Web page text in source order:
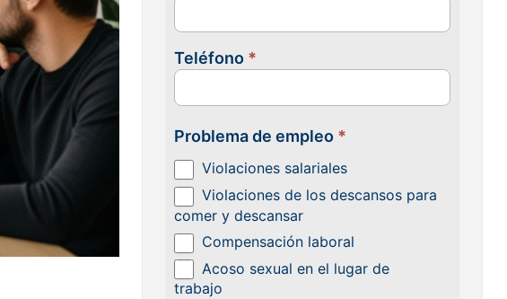
Teléfono *
Problema de empleo *
Violaciones salariales
Violaciones de los descansos para
comer y descansar
Compensación laboral
Acoso sexual en el lugar de
trabajo